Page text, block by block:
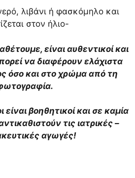
λιβάνι ή φασκόμηλο και
στον ήλιο-
είναι αυθεντικοί και
να διαφέρουν ελάχιστα
όσο και στο χρώμα από τη
είναι βοηθητικοί και σε καμία
τις ιατρικές –
αγωγές!